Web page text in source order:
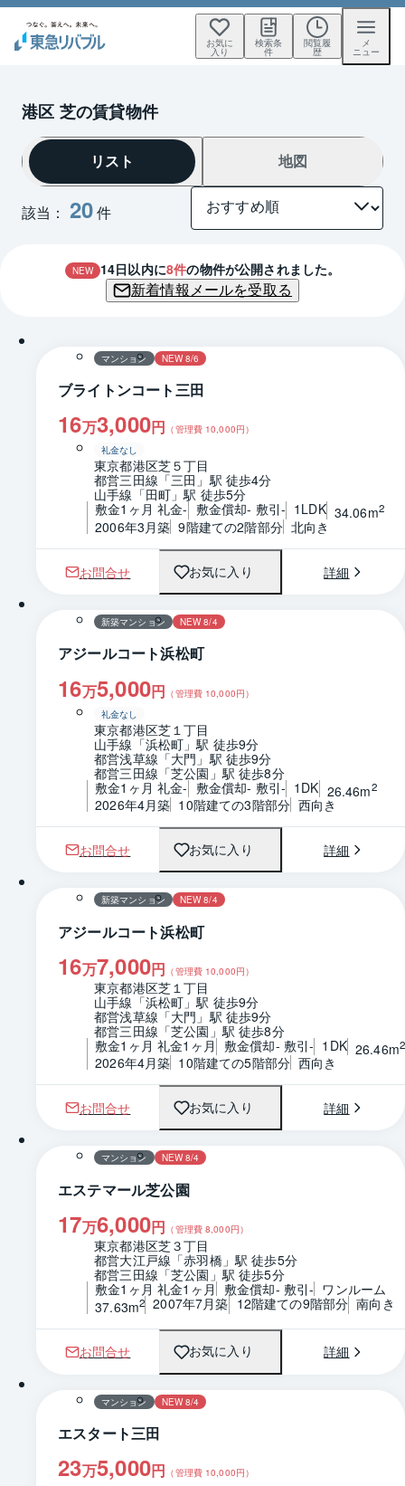
お気に
入り
検索条
件
閲覧履
歴
メ
ニュー
港区 芝の賃貸物件
該当： 20件
リスト 地図
NEW 14日以内に8件の物件が公開されました。
新着情報メールを受取る
マンション NEW 8/6
ブライトンコート三田
16万3,000円 （管理費 10,000円）
礼金なし
東京都港区芝５丁目
都営三田線「三田」駅 徒歩4分
山手線「田町」駅 徒歩5分
敷金1ヶ月 礼金- 敷金償却- 敷引- 1LDK 34.06m2
2006年3月築 9階建ての2階部分 北向き
お問合せ お気に入り 詳細
1 / 0 間取り
新築マンション NEW 8/4
アジールコート浜松町
16万5,000円 （管理費 10,000円）
礼金なし
東京都港区芝１丁目
山手線「浜松町」駅 徒歩9分
都営浅草線「大門」駅 徒歩9分
都営三田線「芝公園」駅 徒歩8分
敷金1ヶ月 礼金- 敷金償却- 敷引- 1DK 26.46m2
2026年4月築 10階建ての3階部分 西向き
お問合せ お気に入り 詳細
1 / 0 間取り
新築マンション NEW 8/4
アジールコート浜松町
16万7,000円 （管理費 10,000円）
東京都港区芝１丁目
山手線「浜松町」駅 徒歩9分
都営浅草線「大門」駅 徒歩9分
都営三田線「芝公園」駅 徒歩8分
敷金1ヶ月 礼金1ヶ月 敷金償却- 敷引- 1DK 26.46m2
2026年4月築 10階建ての5階部分 西向き
お問合せ お気に入り 詳細
1 / 0 間取り
マンション NEW 8/4
エステマール芝公園
17万6,000円 （管理費8,000円）
東京都港区芝３丁目
都営大江戸線「赤羽橋」駅 徒歩5分
都営三田線「芝公園」駅 徒歩5分
敷金1ヶ月 礼金1ヶ月 敷金償却- 敷引- ワンルーム
37.63m2 2007年7月築 12階建ての9階部分 南向き
お問合せ お気に入り 詳細
1 / 0 間取り
マンション NEW 8/4
エスタート三田
23万5,000円 （管理費 10,000円）